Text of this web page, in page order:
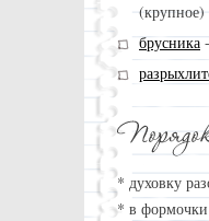
(крупное)
брусника
* духовку
* в